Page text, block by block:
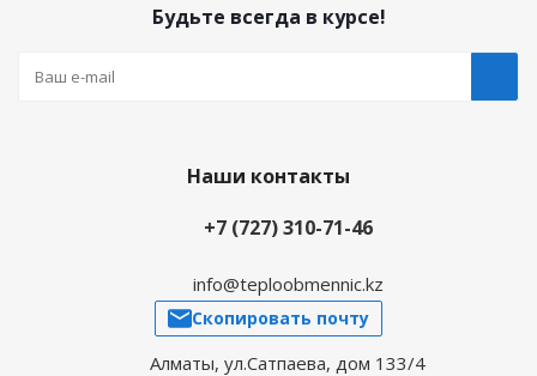
Будьте всегда в курсе!
Наши контакты
+7 (727) 310-71-46
info@teploobmennic.kz
Скопировать почту
Алматы, ул.Сатпаева, дом 133/4